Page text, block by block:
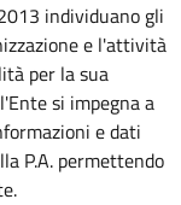
individuano gli
e l'attività
per la sua
si impegna a
e dati
P.A. permettendo